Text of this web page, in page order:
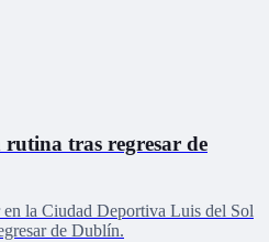
rutina tras regresar de
la Ciudad Deportiva Luis del Sol
de Dublín.